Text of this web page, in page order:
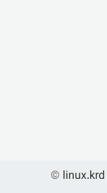
© linux.krd